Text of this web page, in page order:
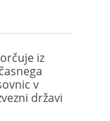
iz
v
državi